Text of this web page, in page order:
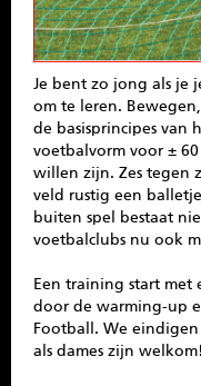
Je bent zo jong als je
om te leren.
de basisprincipes van
voetbalvorm voor ±
willen zijn. Zes tegen
veld rustig een
buiten spel bestaat
voetbalclubs nu ook
Een training start
door de warming-up
Football. We eindigen
als dames zijn welkom!